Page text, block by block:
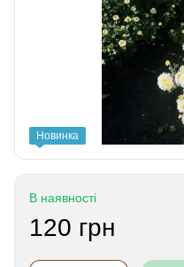
Новинка
В наявності
120 грн